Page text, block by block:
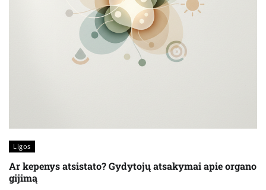
Ligos
Ar kepenys atsistato? Gydytojų atsakymai apie organo
gijimą